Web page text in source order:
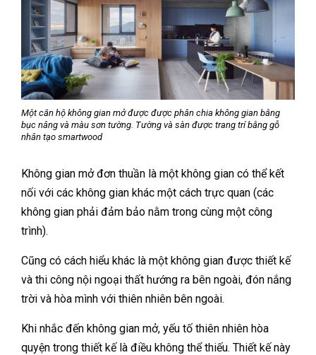
Một căn hộ không gian mở được được phân chia không gian bằng
bục nâng và màu sơn tường. Tường và sàn được trang trí bằng gỗ
nhân tạo smartwood
Không gian mở đơn thuần là một không gian có thể kết
nối với các không gian khác một cách trực quan (các
không gian phải đảm bảo nằm trong cùng một công
trình).
Cũng có cách hiểu khác là một không gian được thiết kế
và thi công nội ngoại thất hướng ra bên ngoài, đón nắng
trời và hòa mình với thiên nhiên bên ngoài.
Khi nhắc đến không gian mở, yếu tố thiên nhiên hòa
quyện trong thiết kế là điều không thể thiếu. Thiết kế này